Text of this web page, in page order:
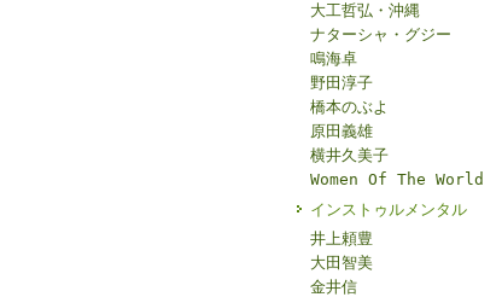
大工哲弘・沖縄
ナターシャ・グジー
鳴海卓
野田淳子
橋本のぶよ
原田義雄
横井久美子
Women Of The World
インストゥルメンタル
井上頼豊
大田智美
金井信